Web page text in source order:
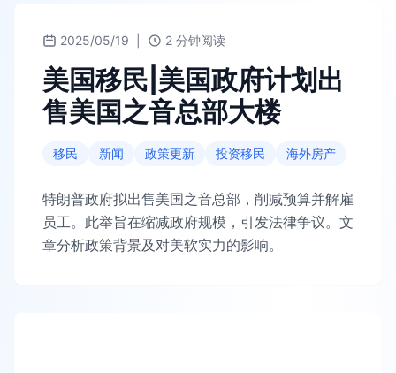
2025/05/19 2 分钟阅读
美国移民|美国政府计划出
售美国之音总部大楼
移民 新闻 政策更新 投资移民 海外房产
特朗普政府拟出售美国之音总部，削减预算并解雇
员工。此举旨在缩减政府规模，引发法律争议。文
章分析政策背景及对美软实力的影响。